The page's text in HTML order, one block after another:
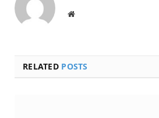
Website
RELATED POSTS